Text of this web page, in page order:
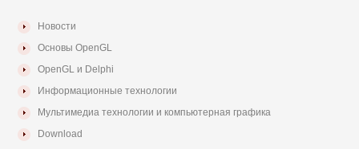
Новости
Основы OpenGL
OpenGL и Delphi
Информационные технологии
Мультимедиа технологии и компьютерная графика
Download